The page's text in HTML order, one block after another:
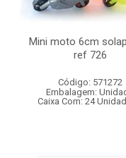
Mini moto 6cm
ref 726
Código: 571272
Embalagem:
Caixa Com: 24